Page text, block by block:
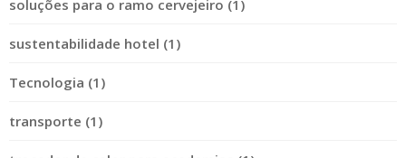
soluções para o ramo cervejeiro (1)
sustentabilidade hotel (1)
Tecnologia (1)
transporte (1)